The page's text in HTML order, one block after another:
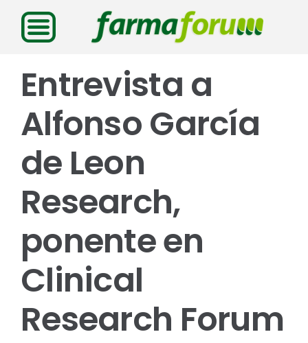
Saltar
contenido
Entrevista a
Alfonso García
de Leon
Research,
ponente en
Clinical
Research Forum